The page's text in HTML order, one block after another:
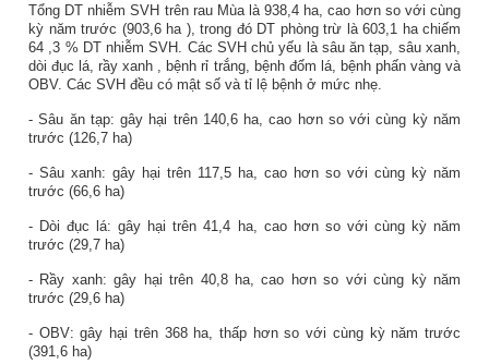
Tổng DT nhiễm SVH trên rau Mùalà938,4 ha,cao hơn so với cùng
kỳ năm trước (903,6 ha ), trong đó DT phòng trừ là 603,1 ha chiếm
64 ,3 % DT nhiễm SVH. Các SVH chủ yếu là sâu ăn tạp, sâu xanh,
dòi đục lá,rầyxanh , bệnh rỉ trắng, bệnh đốm lá, bệnh phấn vàngvà
OBV. Các SVH đều có mật số và tỉ lệ bệnh ở mức nhẹ.
- Sâu ăn tạp: gây hại trên 140,6 ha, cao hơn so với cùng kỳ năm
trước (126,7 ha)
- Sâu xanh: gây hại trên 117,5 ha, cao hơn so với cùng kỳ năm
trước (66,6 ha)
- Dòi đục lá:gây hại trên41,4 ha, cao hơn so với cùng kỳ năm
trước (29,7 ha)
- Rầy xanh:gây hại trên 40,8 ha, cao hơn so với cùng kỳ năm
trước (29,6 ha)
- OBV:gây hại trên 368 ha, thấp hơn so với cùng kỳ năm trước
(391,6 ha)